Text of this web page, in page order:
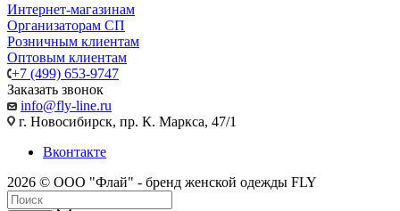
Интернет-магазинам
Организаторам СП
Розничным клиентам
Оптовым клиентам
+7 (499) 653-9747
Заказать звонок
info@fly-line.ru
г. Новосибирск, пр. К. Маркса, 47/1
Вконтакте
2026 © ООО "Флай" - бренд женской одежды FLY